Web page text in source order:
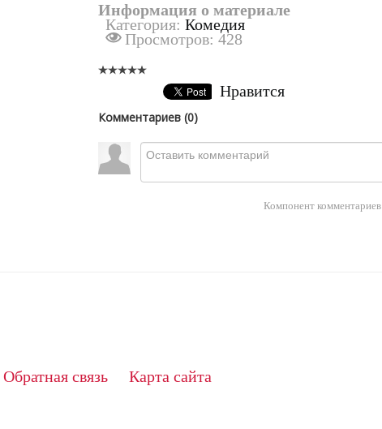
Информация о материале
Категория: Комедия
Просмотров: 428
Нравится
Комментариев (0)
Компонент комментариев
Обратная связь Карта сайта